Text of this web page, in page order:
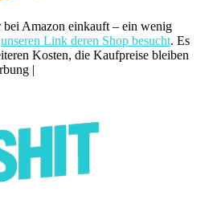
Amazon einkauft – ein wenig
unseren Link deren Shop besucht. Es
Kosten, die Kaufpreise bleiben
|